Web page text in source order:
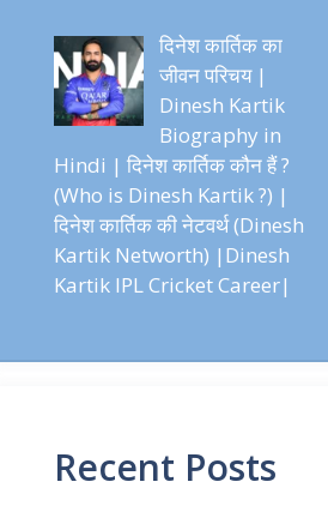
दिनेश कार्तिक का
जीवन परिचय |
Dinesh Kartik
Biography in
Hindi | दिनेश कार्तिक कौन हैं ?
(Who is Dinesh Kartik ?) |
दिनेश कार्तिक की नेटवर्थ (Dinesh
Kartik Networth) |Dinesh
Kartik IPL Cricket Career|
Recent Posts